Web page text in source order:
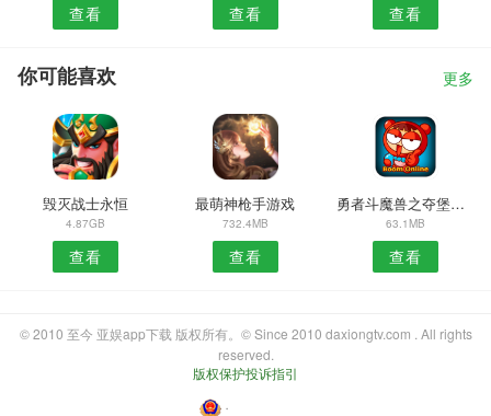
查看 查看 查看
你可能喜欢 更多
毁灭战士永恒
4.87GB
查看
最萌神枪手游戏
732.4MB
查看
勇者斗魔兽之夺堡奇兵
63.1MB
查看
© 2010 至今 亚娱app下载 版权所有。© Since 2010 daxiongtv.com . All rights
reserved.
版权保护投诉指引
・